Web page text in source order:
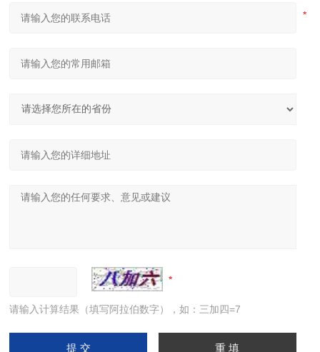
请输入计算结果（填写阿拉伯数字），如：三加四=7